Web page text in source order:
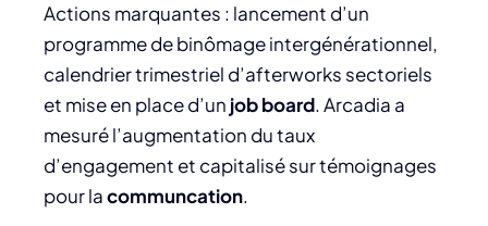
Actions marquantes : lancement d’un
programme de binômage intergénérationnel,
calendrier trimestriel d’afterworks sectoriels
et mise en place d’un job board. Arcadia a
mesuré l’augmentation du taux
d’engagement et capitalisé sur témoignages
pour lacommuncation.